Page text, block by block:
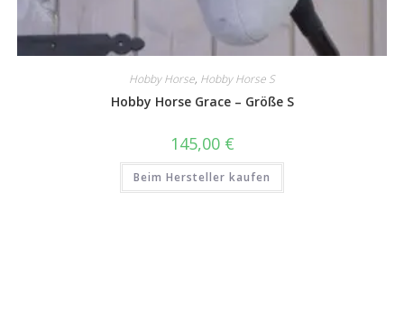
Hobby Horse, Hobby Horse S
Hobby Horse Grace – Größe S
145,00 €
Beim Hersteller kaufen